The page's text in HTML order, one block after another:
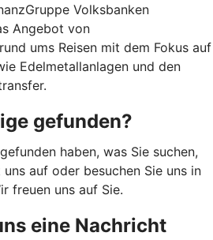
Volksbanken
Angebot von
ums Reisen mit dem Fokus auf
Edelmetallanlagen und den
gefunden?
haben, was Sie suchen,
auf oder besuchen Sie uns in
freuen uns auf Sie.
eine Nachricht